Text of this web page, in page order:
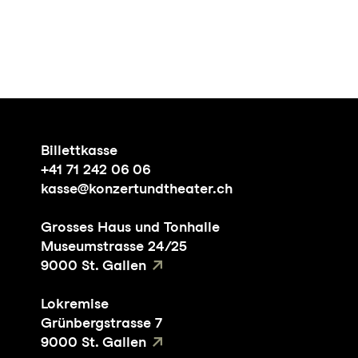
Billettkasse
+41 71 242 06 06
kasse@konzertundtheater.ch
Grosses Haus und Tonhalle
Museumstrasse 24/25
9000 St. Gallen
Lokremise
Grünbergstrasse 7
9000 St. Gallen